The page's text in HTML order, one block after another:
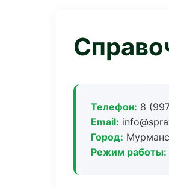
Телефон: 8
Email:
Город:
Режим работы: